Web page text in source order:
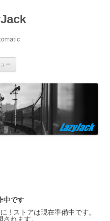
ー
ツ
へ
ス
キ
ッ
プ
中です
! ストアは現在準備中です。
れます。